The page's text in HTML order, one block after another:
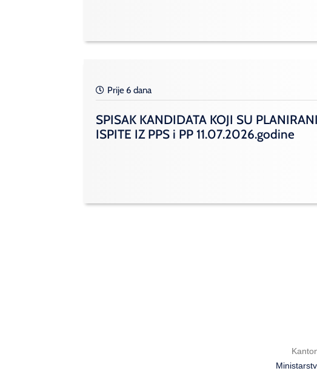
Prije 6 dana
SPISAK KANDIDATA KOJI SU
ISPITE IZ PPS i PP 11.07.2026.godine